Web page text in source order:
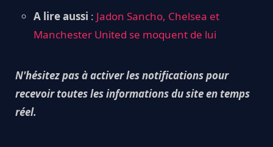
A lire aussi : Jadon Sancho, Chelsea et
Manchester United se moquent de lui
N'hésitez pas à activer les notifications pour
recevoir toutes les informations du site en temps
réel.